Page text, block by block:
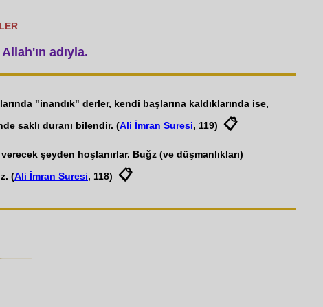
adıyla.
"inandık" derler, kendi başlarına kaldıklarında ise,
saklı duranı bilendir. (Ali İmran Suresi, 119) 📋
şeyden hoşlanırlar. Buğz (ve düşmanlıkları)
(Ali İmran Suresi, 118) 📋